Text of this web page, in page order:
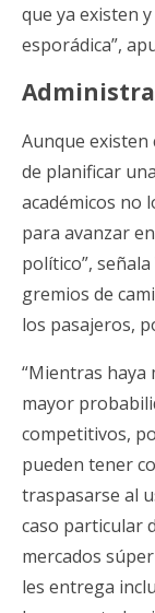
que ya existen
esporádica”,
Aunque
de planificar
académicos no
para avanzar
político”,
gremios de
los pasajeros,
“Mientras haya
mayor
competitivos,
pueden tener
traspasarse al
caso particular
mercados
les entrega